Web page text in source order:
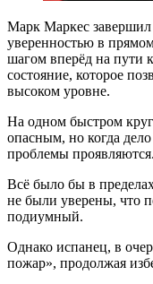
Марк Маркес
уверенностью в
шагом вперёд на пути
состояние, которое
высоком уровне.
На одном быстром
опасным, но когда
проблемы проявляются.
Всё было бы в
не были уверены, что
подиумный.
Однако испанец, в
пожар», продолжая